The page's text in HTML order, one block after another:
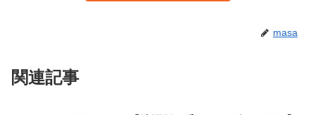
masa
関連記事